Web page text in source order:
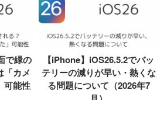
で緑の
「カメ
可能性
【iPhone】iOS26.5.2でバッ
テリーの減りが早い・熱くな
る問題について（2026年7
月）